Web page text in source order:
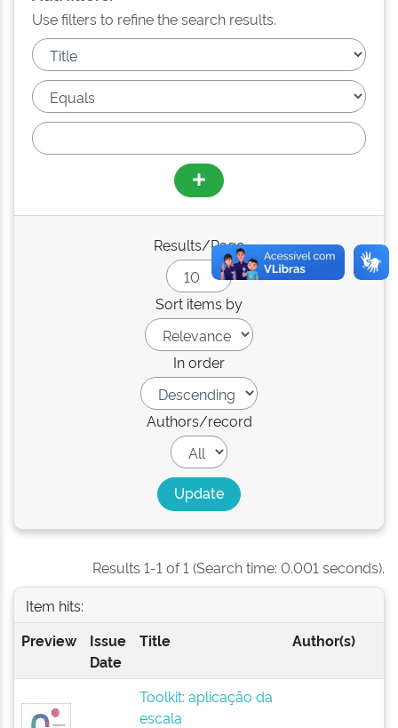
Use filters to refine the search results.
Results/Page
Sort items by
In order
Authors/record
Results 1-1 of 1 (Search time: 0.001 seconds).
Item hits:
Preview
Issue
Date
Title Author(s)
Toolkit: aplicação da
escala